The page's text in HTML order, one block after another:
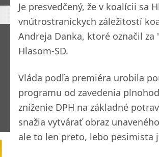
Je presvedčený, že v koalícii sa
vnútrostraníckych záležitostí
Andreja Danka, ktoré označil
Hlasom-SD.
Vláda podľa premiéra urobila
programu od zavedenia
zníženie DPH na základné
snažia vytvárať obraz
ale to len preto, lebo pesimista